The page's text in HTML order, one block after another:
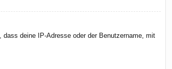
deine IP-Adresse oder der Benutzername, mit